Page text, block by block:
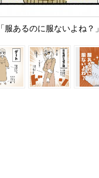
「服あるのに服ないよね？」